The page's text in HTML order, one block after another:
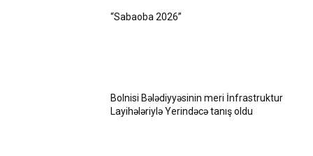
“Sabaoba 2026”
Bolnisi Bələdiyyəsinin meri İnfrastruktur
Layihələriylə Yerindəcə tanış oldu